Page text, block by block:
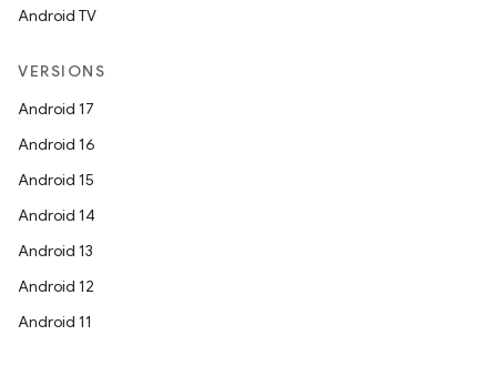
Android TV
VERSIONS
Android 17
Android 16
Android 15
Android 14
Android 13
Android 12
Android 11